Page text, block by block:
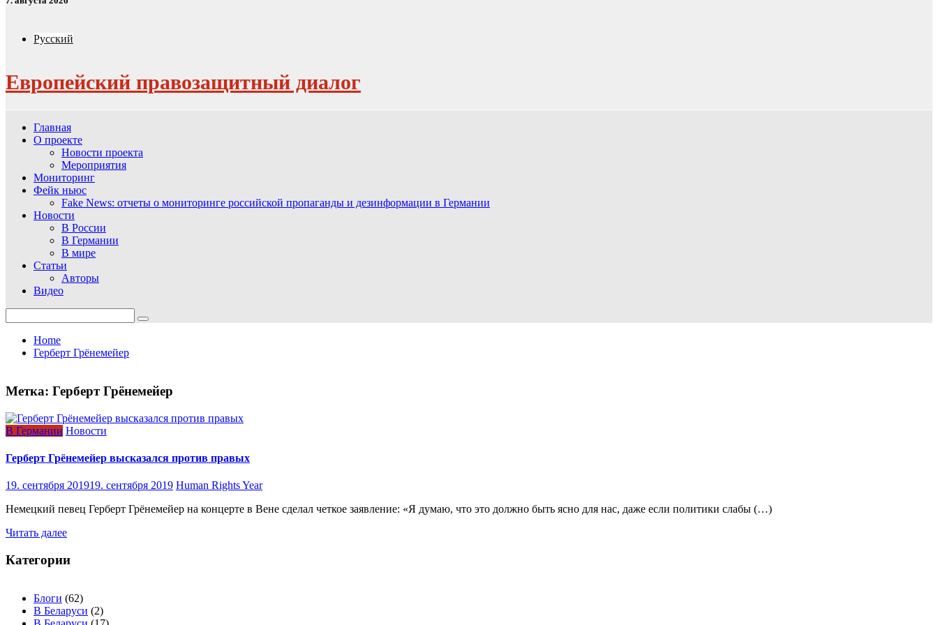
Русский
Европейский правозащитный диалог
Главная
О проекте
Новости проекта
Мероприятия
Мониторинг
Фейк ньюс
Fake News: отчеты о мониторинге российской пропаганды и дезинформации в Германии
Новости
В России
В Германии
В мире
Статьи
Авторы
Видео
for:
Home
Герберт Грёнемейер
Метка: Герберт Грёнемейер
В Германии Новости
Герберт Грёнемейер высказался против правых
19. сентября 201919. сентября 2019 Human Rights Year
Немецкий певец Герберт Грёнемейер на концерте в Вене сделал четкое заявление: «Я думаю, что это должно быть ясно для нас, даже если политики слабы (…)
Читать далее
Категории
Блоги (62)
В Беларуси (2)